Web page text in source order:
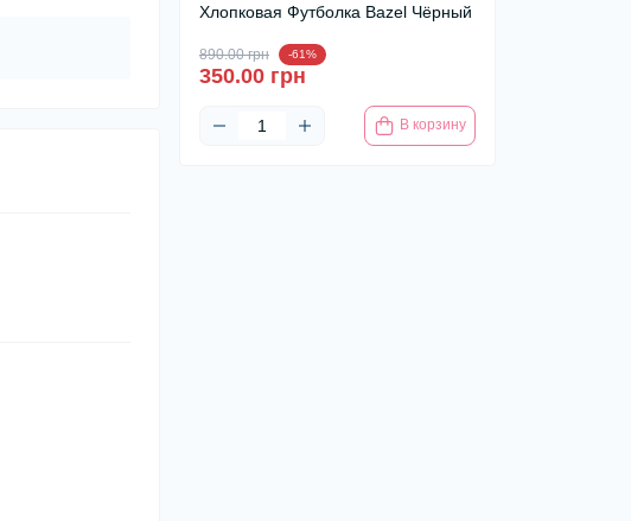
Хлопковая Футболка Bazel Чёрный
890.00 грн -61%
350.00 грн
В корзину